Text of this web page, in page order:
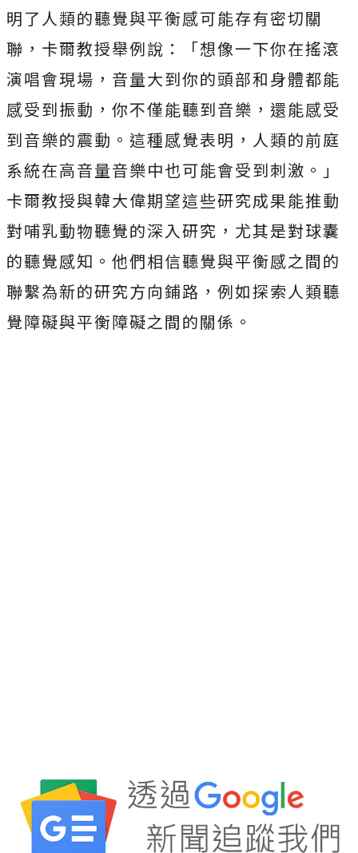
明了人類的聽覺與平衡感可能存有密切關
聯，卡爾教授舉例說：「想像一下你在搖滾
演唱會現場，音量大到你的頭部和身體都能
感受到振動，你不僅能聽到音樂，還能感受
到音樂的震動。這種感覺表明，人類的前庭
系統在高音量音樂中也可能會受到刺激。」
卡爾教授與韓大偉期望這些研究成果能推動
對哺乳動物聽覺的深入研究，尤其是對球囊
的聽覺感知。他們相信聽覺與平衡感之間的
聯繫為新的研究方向鋪路，例如探索人類聽
覺障礙與平衡障礙之間的關係。